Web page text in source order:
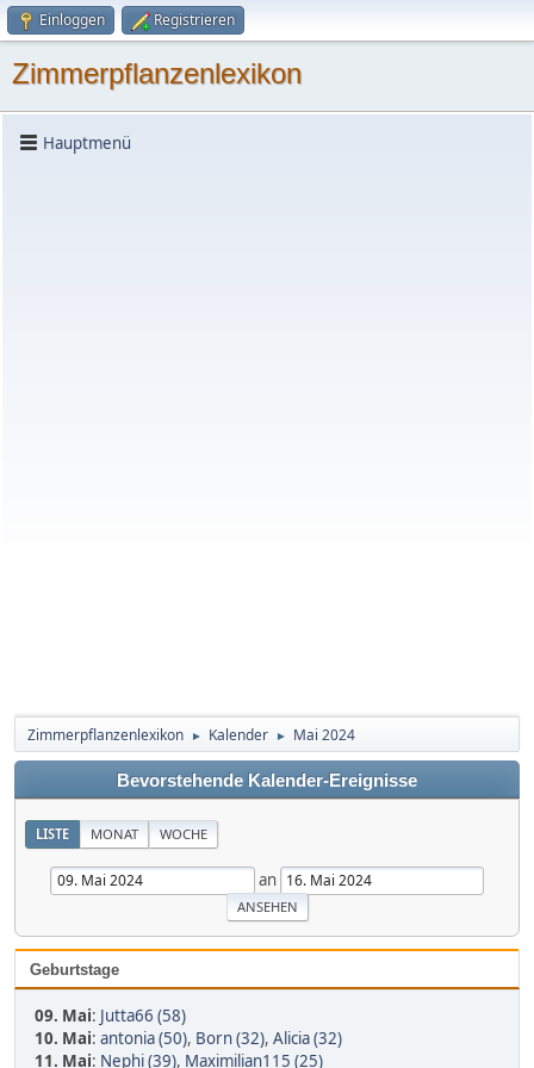
Einloggen Registrieren
Zimmerpflanzenlexikon
Hauptmenü
Zimmerpflanzenlexikon ► Kalender ► Mai 2024
Bevorstehende Kalender-Ereignisse
LISTE MONAT WOCHE
an
Geburtstage
09. Mai: Jutta66 (58)
10. Mai: antonia (50), Born (32), Alicia (32)
11. Mai: Nephi (39), Maximilian115 (25)